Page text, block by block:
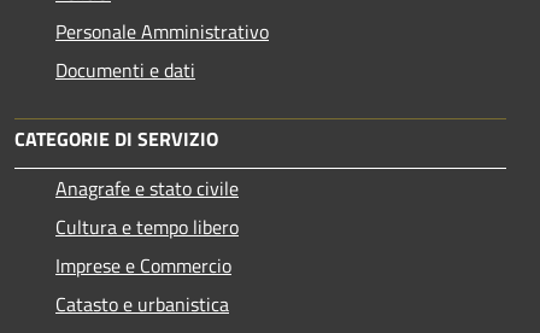
Personale Amministrativo
Documenti e dati
CATEGORIE DI SERVIZIO
Anagrafe e stato civile
Cultura e tempo libero
Imprese e Commercio
Catasto e urbanistica